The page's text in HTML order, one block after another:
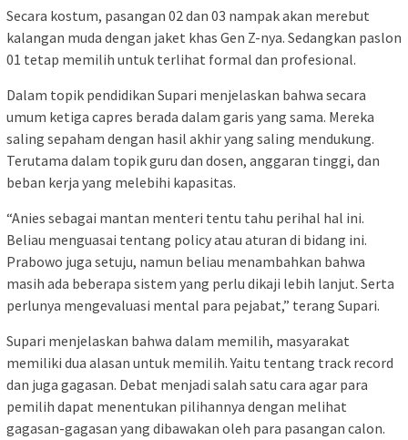
Secara kostum, pasangan 02 dan 03 nampak akan merebut
kalangan muda dengan jaket khas Gen Z-nya. Sedangkan paslon
01 tetap memilih untuk terlihat formal dan profesional.
Dalam topik pendidikan Supari menjelaskan bahwa secara
umum ketiga capres berada dalam garis yang sama. Mereka
saling sepaham dengan hasil akhir yang saling mendukung.
Terutama dalam topik guru dan dosen, anggaran tinggi, dan
beban kerja yang melebihi kapasitas.
“Anies sebagai mantan menteri tentu tahu perihal hal ini.
Beliau menguasai tentang policy atau aturan di bidang ini.
Prabowo juga setuju, namun beliau menambahkan bahwa
masih ada beberapa sistem yang perlu dikaji lebih lanjut. Serta
perlunya mengevaluasi mental para pejabat,” terang Supari.
Supari menjelaskan bahwa dalam memilih, masyarakat
memiliki dua alasan untuk memilih. Yaitu tentang track record
dan juga gagasan. Debat menjadi salah satu cara agar para
pemilih dapat menentukan pilihannya dengan melihat
gagasan-gagasan yang dibawakan oleh para pasangan calon.